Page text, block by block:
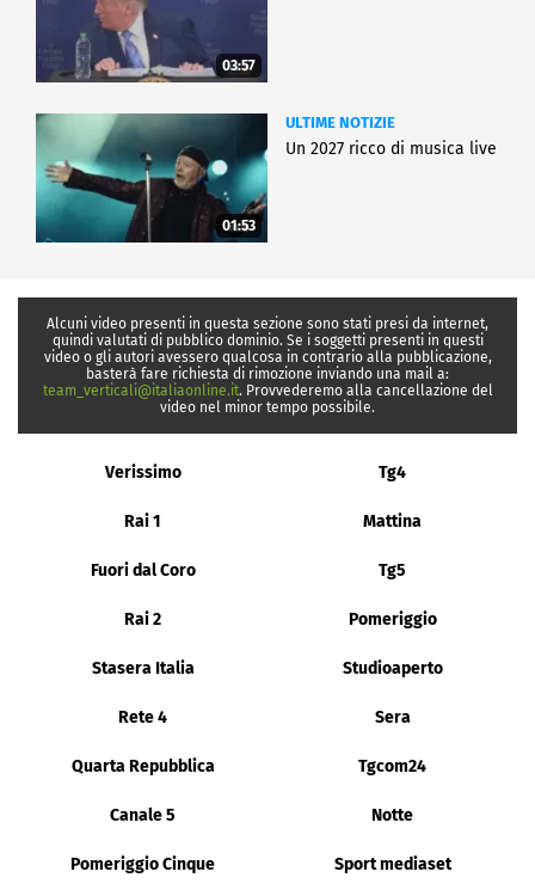
03:57
01:53
ULTIME NOTIZIE
Un 2027 ricco di musica live
Alcuni video presenti in questa sezione sono stati presi da internet,
quindi valutati di pubblico dominio. Se i soggetti presenti in questi
video o gli autori avessero qualcosa in contrario alla pubblicazione,
basterà fare richiesta di rimozione inviando una mail a:
team_verticali@italiaonline.it. Provvederemo alla cancellazione del
video nel minor tempo possibile.
Verissimo Tg4
Rai 1 Mattina
Fuori dal Coro Tg5
Rai 2 Pomeriggio
Stasera Italia Studioaperto
Rete 4 Sera
Quarta Repubblica Tgcom24
Canale 5 Notte
Pomeriggio Cinque Sport mediaset